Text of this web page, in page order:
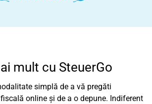
mult cu SteuerGo
simplă de a vă pregăti
online și de a o depune. Indiferent